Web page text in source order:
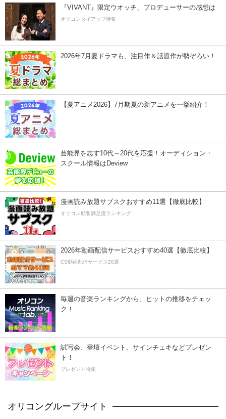
『VIVANT』限定ウオッチ、プロデューサーの感想は
オリコンタイアップ特集
2026年7月夏ドラマも、注目作＆話題作が勢ぞろい！
【夏アニメ2026】7月期夏の新アニメを一挙紹介！
芸能界を志す10代～20代を応援！オーディション・
スクール情報はDeview
漫画読み放題サブスクおすすめ11選【徹底比較】
オリコン顧客満足度ランキング
2026年動画配信サービスおすすめ40選【徹底比較】
CS動画配信サービス20選
毎週の音楽ランキングから、ヒットの推移をチェッ
ク！
試写会、登壇イベント、サインチェキなどプレゼン
ト！
プレゼント特集
オリコングループサイト